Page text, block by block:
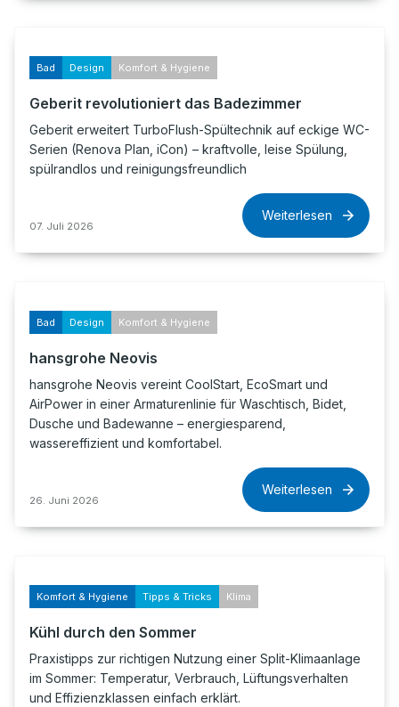
Bad Design Komfort & Hygiene
Geberit revolutioniert das Badezimmer
Geberit erweitert TurboFlush-Spültechnik auf eckige WC-
Serien (Renova Plan, iCon) – kraftvolle, leise Spülung,
spülrandlos und reinigungsfreundlich
07. Juli 2026
Weiterlesen
Bad Design Komfort & Hygiene
hansgrohe Neovis
hansgrohe Neovis vereint CoolStart, EcoSmart und
AirPower in einer Armaturenlinie für Waschtisch, Bidet,
Dusche und Badewanne – energiesparend,
wassereffizient und komfortabel.
26. Juni 2026
Weiterlesen
Komfort & Hygiene Tipps & Tricks Klima
Kühl durch den Sommer
Praxistipps zur richtigen Nutzung einer Split-Klimaanlage
im Sommer: Temperatur, Verbrauch, Lüftungsverhalten
und Effizienzklassen einfach erklärt.